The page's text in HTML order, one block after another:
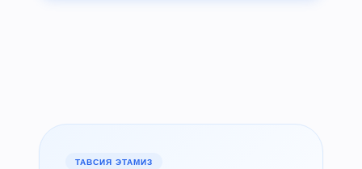
ТАВСИЯ ЭТАМИЗ